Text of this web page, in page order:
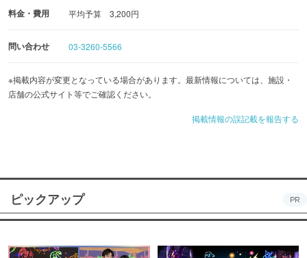
料金・費用 平均予算 3,200円
問い合わせ 03-3260-5566
※掲載内容が変更となっている場合があります。最新情報については、施設・
店舗の公式サイト等でご確認ください。
掲載情報の誤記載を報告する
ピックアップ PR